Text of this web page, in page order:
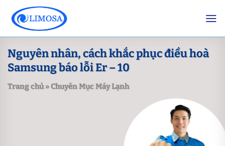
content
Nguyên nhân, cách khắc phục điều hoà
Samsung báo lỗi Er – 10
Trang chủ»Chuyên Mục Máy Lạnh